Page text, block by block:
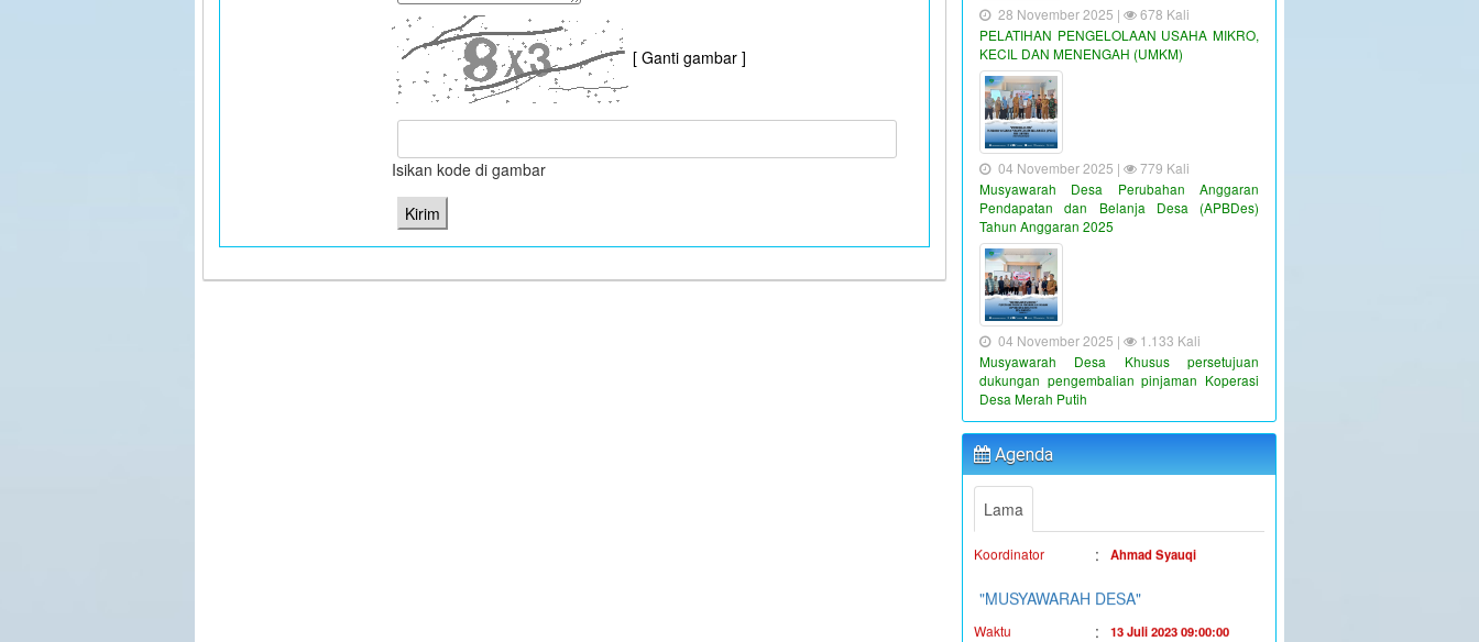
[ Ganti gambar ]
Isikan kode di gambar
28 November 2025 |
678 Kali
PELATIHAN PENGELOLAAN USAHA MIKRO,
KECIL DAN MENENGAH (UMKM)
04 November 2025 |
779 Kali
Musyawarah Desa Perubahan Anggaran
Pendapatan dan Belanja Desa (APBDes)
Tahun Anggaran 2025
04 November 2025 |
1.133 Kali
Musyawarah Desa Khusus persetujuan
dukungan pengembalian pinjaman Koperasi
Desa Merah Putih
Agenda
Lama
"PENYALURAN BLT-DD TAHUN
ANGGARAN 2023"
Waktu : 19 Juni 2023 16:36:38
Lokasi : Kantor Desa Sambueja
Koordinator
"MUSYAWARAH DESA"